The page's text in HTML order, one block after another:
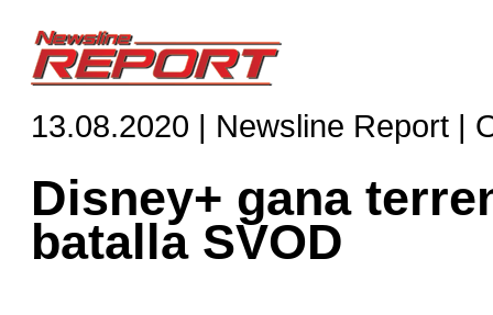
13.08.2020 | Newsline Report |
Disney+ gana
batalla SVOD